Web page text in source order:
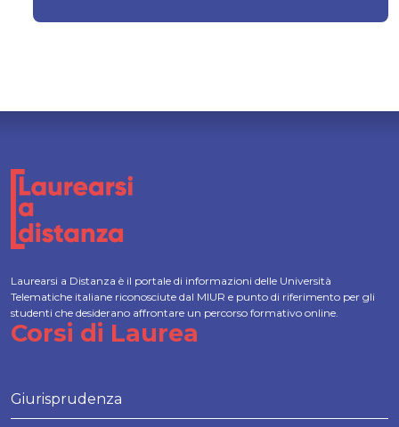
Laurearsi a Distanza è il portale di informazioni delle Università
Telematiche italiane riconosciute dal MIUR e punto di riferimento per gli
studenti che desiderano affrontare un percorso formativo online.
Corsi di Laurea
Giurisprudenza